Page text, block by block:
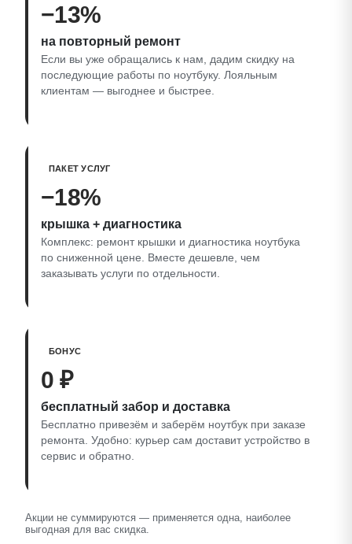
−13%
на повторный ремонт
Если вы уже обращались к нам, дадим скидку на
последующие работы по ноутбуку. Лояльным
клиентам — выгоднее и быстрее.
ПАКЕТ УСЛУГ
−18%
крышка + диагностика
Комплекс: ремонт крышки и диагностика ноутбука
по сниженной цене. Вместе дешевле, чем
заказывать услуги по отдельности.
БОНУС
0 ₽
бесплатный забор и доставка
Бесплатно привезём и заберём ноутбук при заказе
ремонта. Удобно: курьер сам доставит устройство в
сервис и обратно.
Акции не суммируются — применяется одна, наиболее
выгодная для вас скидка.